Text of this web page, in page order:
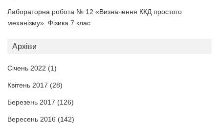
Лабораторна робота № 12 «Визначення ККД простого
механізму». Фізика 7 клас
Архіви
Січень 2022 (1)
Квітень 2017 (28)
Березень 2017 (126)
Вересень 2016 (142)